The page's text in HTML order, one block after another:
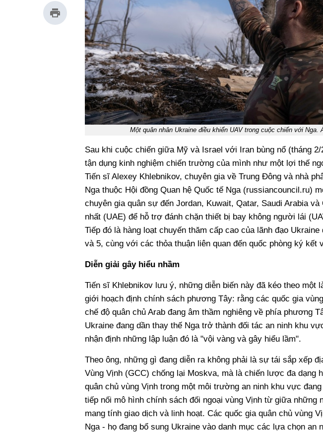
Một quân nhân Ukraine điều khiển UAV trong cuộc chiến với Nga.
Sau khi cuộc chiến giữa Mỹ và Israel với Iran bùng nổ (tháng
tận dụng kinh nghiệm chiến trường của mình như một lợi thế
Tiến sĩ Alexey Khlebnikov, chuyên gia về Trung Đông và nhà
Nga thuộc Hội đồng Quan hệ Quốc tế Nga (russiancouncil.ru)
chuyên gia quân sự đến Jordan, Kuwait, Qatar, Saudi Arabia
nhất (UAE) để hỗ trợ đánh chặn thiết bị bay không người lái
Tiếp đó là hàng loạt chuyến thăm cấp cao của lãnh đạo
và 5, cùng với các thỏa thuận liên quan đến quốc phòng ký kết
Diễn giải gây hiểu nhầm
Tiến sĩ Khlebnikov lưu ý, những diễn biến này đã kéo theo một
giới hoạch định chính sách phương Tây: rằng các quốc gia
chế độ quân chủ Arab đang âm thầm nghiêng về phía phương
Ukraine đang dần thay thế Nga trở thành đối tác an ninh khu
nhận định những lập luận đó là "vội vàng và gây hiểu lầm".
Theo ông, những gì đang diễn ra không phải là sự tái sắp xếp
Vùng Vịnh (GCC) chống lại Moskva, mà là chiến lược đa dạng
quân chủ vùng Vịnh trong một môi trường an ninh khu vực
tiếp nối mô hình chính sách đối ngoại vùng Vịnh từ giữa những
mang tính giao dịch và linh hoạt. Các quốc gia quân chủ vùng
Nga - họ đang bổ sung Ukraine vào danh mục các lựa chọn an